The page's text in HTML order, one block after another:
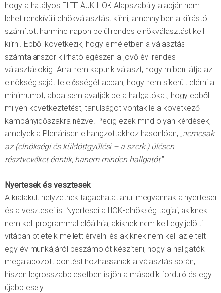
hogy a hatályos ELTE ÁJK HÖK Alapszabály alapján nem
lehet rendkívüli elnökválasztást kiírni, amennyiben a kiírástól
számított harminc napon belül rendes elnökválasztást kell
kiírni. Ebből következik, hogy elméletben a választás
számtalanszor kiírható egészen a jövő évi rendes
választásokig. Arra nem kapunk választ, hogy miben látja az
elnökség saját felelősségét abban, hogy nem sikerült elérni a
minimumot, abba sem avatják be a hallgatókat, hogy ebből
milyen következtetést, tanulságot vontak le a következő
kampányidőszakra nézve. Pedig ezek mind olyan kérdések,
amelyek a Plenárison elhangzottakhoz hasonlóan, „nemcsak
az (elnökségi és küldöttgyűlési – a szerk.) ülésen
résztvevőket érintik, hanem minden hallgatót.”
Nyertesek és vesztesek
A kialakult helyzetnek tagadhatatlanul megvannak a nyertesei
és a vesztesei is. Nyertesei a HÖK-elnökség tagjai, akiknek
nem kell programmal előállnia, akiknek nem kell egy jelölti
vitában ötleteik mellett érvelni és akiknek nem kell az eltelt
egy év munkájáról beszámolót készíteni, hogy a hallgatók
megalapozott döntést hozhassanak a választás során,
hiszen legrosszabb esetben is jön a második forduló és egy
újabb esély.